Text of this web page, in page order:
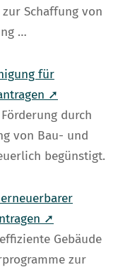
Schaffung von
…
für
➚
durch
von Bau- und
begünstigt.
➚
Gebäude
zur